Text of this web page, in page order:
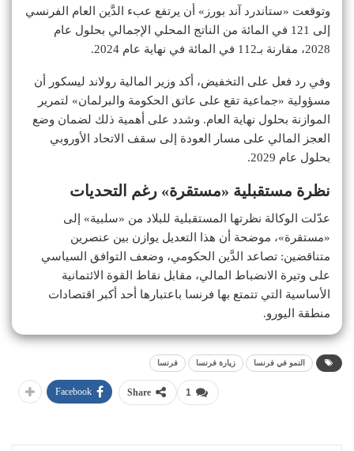
وتوقعت «ستاندرد آند بورز» أن يرتفع عبء الدَّين العام الفرنسي
إلى 121 في المائة من الناتج المحلي الإجمالي بحلول عام
2028، مقارنة بـ112 في المائة في نهاية عام 2024.
وفي رد فعل على التخفيض، أكد وزير المالية رولاند ليسكور أن
مسؤولية «جماعية تقع على عاتق الحكومة والبرلمان» لتمرير
الموازنة بحلول نهاية العام. وشدد على أهمية ذلك لضمان وضع
العجز المالي على مسار العودة إلى سقف الاتحاد الأوروبي
بحلول عام 2029.
نظرة مستقبلية «مستقرة» رغم التحديات
عدّلت الوكالة نظرتها المستقبلية للبلاد من «سلبية» إلى
«مستقرة»، موضحة أن هذا التعديل يوازن بين عنصرين
متناقضين: تصاعد الدَّين الحكومي، وضعف التوافق السياسي
على وتيرة الانضباط المالي، مقابل نقاط القوة الائتمانية
الأساسية التي تتمتع بها فرنسا باعتبارها أحد أكبر اقتصادات
منطقة اليورو.
النمو في فرنسا زيارة فرنسا فرنسا
1
Share
Facebook